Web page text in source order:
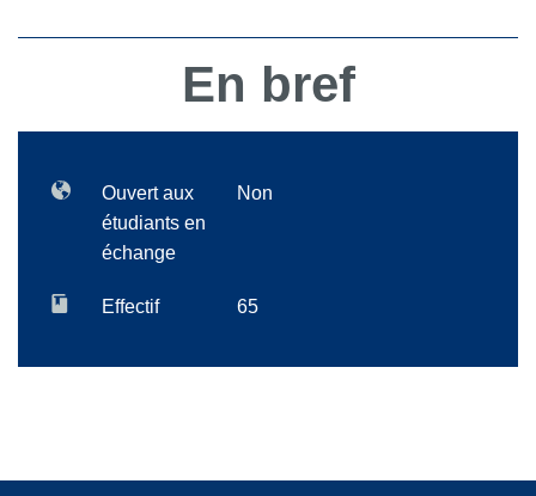
En bref
Ouvert aux
étudiants en
échange
Non
Effectif 65